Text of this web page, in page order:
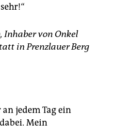
Inhaber von Onkel
in Prenzlauer Berg
jedem Tag ein
Mein